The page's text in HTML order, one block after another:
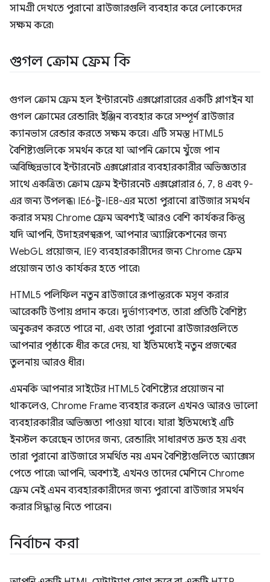
সামগ্রী দেখতে পুরানো ব্রাউজারগুলি ব্যবহার করে লোকেদের
সক্ষম করে৷
গুগল ক্রোম ফ্রেম কি
গুগল ক্রোম ফ্রেম হল ইন্টারনেট এক্সপ্লোরারের একটি প্লাগইন যা
গুগল ক্রোমের রেন্ডারিং ইঞ্জিন ব্যবহার করে সম্পূর্ণ ব্রাউজার
ক্যানভাস রেন্ডার করতে সক্ষম করে। এটি সমস্ত HTML5
বৈশিষ্ট্যগুলিকে সমর্থন করে যা আপনি ক্রোমে খুঁজে পান
অবিচ্ছিন্নভাবে ইন্টারনেট এক্সপ্লোরার ব্যবহারকারীর অভিজ্ঞতার
সাথে একত্রিত৷ ক্রোম ফ্রেম ইন্টারনেট এক্সপ্লোরার 6, 7, 8 এবং 9-
এর জন্য উপলব্ধ৷ IE6-টু-IE8-এর মতো পুরানো ব্রাউজার সমর্থন
করার সময় Chrome ফ্রেম অবশ্যই আরও বেশি কার্যকর কিন্তু
যদি আপনি, উদাহরণস্বরূপ, আপনার অ্যাপ্লিকেশনের জন্য
WebGL প্রয়োজন, IE9 ব্যবহারকারীদের জন্য Chrome ফ্রেম
প্রয়োজন তাও কার্যকর হতে পারে৷
HTML5 পলিফিল নতুন ব্রাউজারে রূপান্তরকে মসৃণ করার
আরেকটি উপায় প্রদান করে। দুর্ভাগ্যবশত, তারা প্রতিটি বৈশিষ্ট্য
অনুকরণ করতে পারে না, এবং তারা পুরানো ব্রাউজারগুলিতে
আপনার পৃষ্ঠাকে ধীর করে দেয়, যা ইতিমধ্যেই নতুন প্রজন্মের
তুলনায় আরও ধীর।
এমনকি আপনার সাইটের HTML5 বৈশিষ্ট্যের প্রয়োজন না
থাকলেও, Chrome Frame ব্যবহার করলে এখনও আরও ভালো
ব্যবহারকারীর অভিজ্ঞতা পাওয়া যাবে। যারা ইতিমধ্যেই এটি
ইনস্টল করেছেন তাদের জন্য, রেন্ডারিং সাধারণত দ্রুত হয় এবং
তারা পুরানো ব্রাউজারে সমর্থিত নয় এমন বৈশিষ্ট্যগুলিতে অ্যাক্সেস
পেতে পারে৷ আপনি, অবশ্যই, এখনও তাদের মেশিনে Chrome
ফ্রেম নেই এমন ব্যবহারকারীদের জন্য পুরানো ব্রাউজার সমর্থন
করার সিদ্ধান্ত নিতে পারেন।
নির্বাচন করা